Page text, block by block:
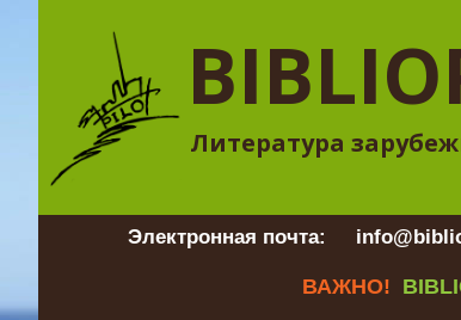
Литература
Электронная почта:
ВАЖНО!